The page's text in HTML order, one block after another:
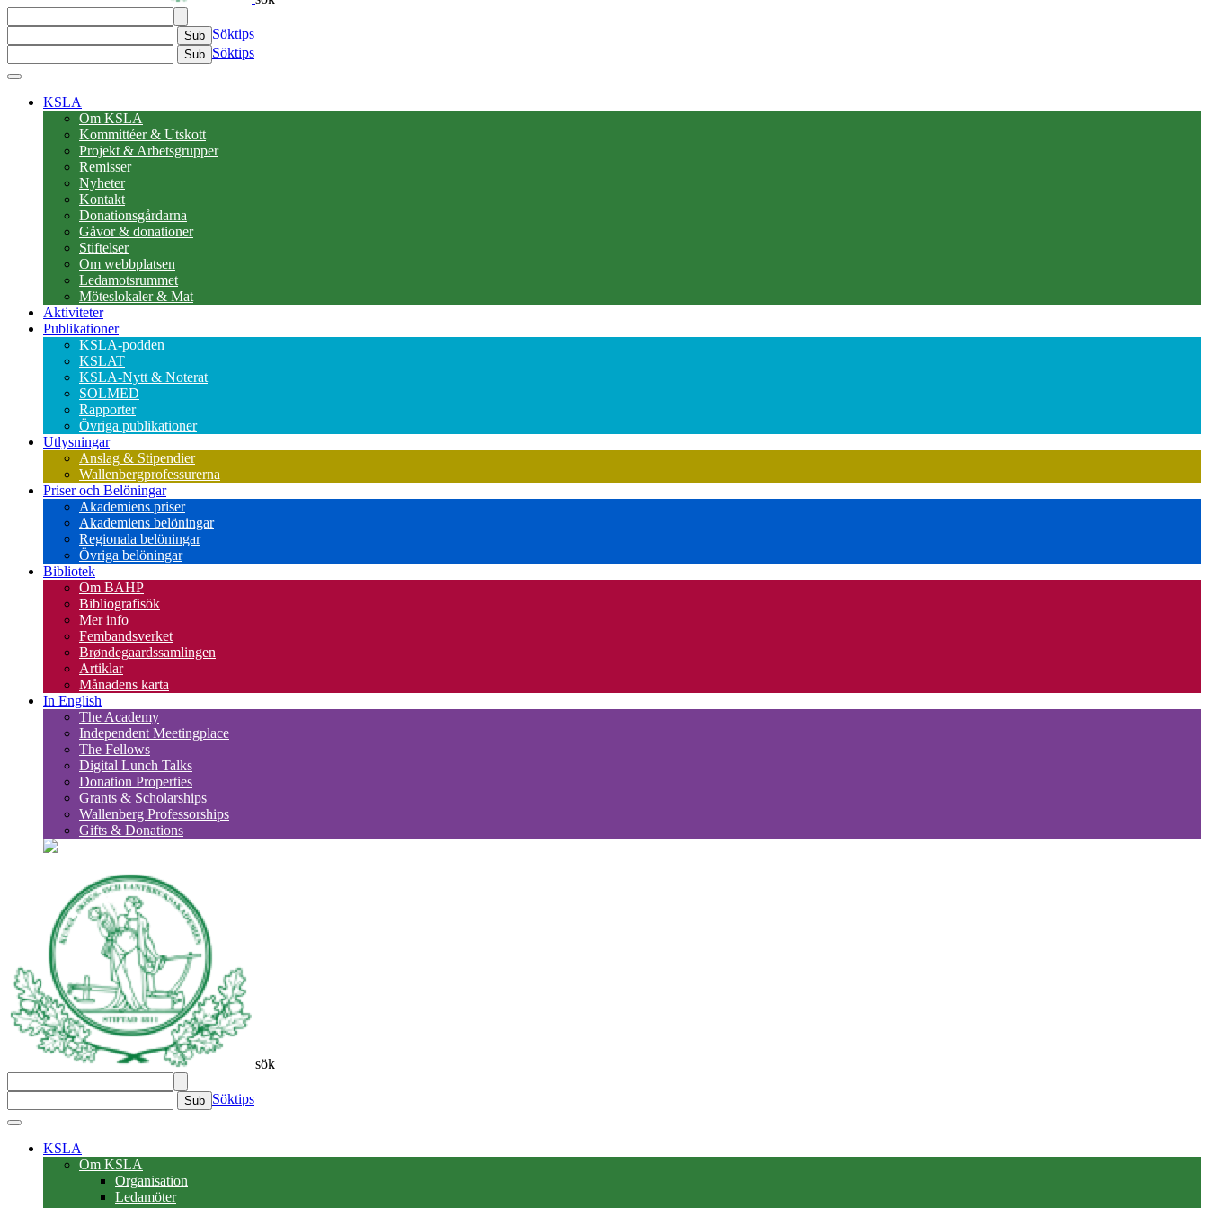
Sub Söktips
Sub Söktips
KSLA
Om KSLA
Kommittéer & Utskott
Projekt & Arbetsgrupper
Remisser
Nyheter
Kontakt
Donationsgårdarna
Gåvor & donationer
Stiftelser
Om webbplatsen
Ledamotsrummet
Möteslokaler & Mat
Aktiviteter
Publikationer
KSLA-podden
KSLAT
KSLA-Nytt & Noterat
SOLMED
Rapporter
Övriga publikationer
Utlysningar
Anslag & Stipendier
Wallenbergprofessurerna
Priser och Belöningar
Akademiens priser
Akademiens belöningar
Regionala belöningar
Övriga belöningar
Bibliotek
Om BAHP
Bibliografisök
Mer info
Fembandsverket
Brøndegaardssamlingen
Artiklar
Månadens karta
In English
The Academy
Independent Meetingplace
The Fellows
Digital Lunch Talks
Donation Properties
Grants & Scholarships
Wallenberg Professorships
Gifts & Donations
sök
Sub Söktips
KSLA
Om KSLA
Organisation
Ledamöter